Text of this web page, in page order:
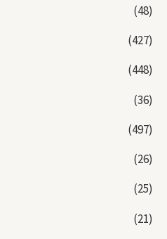
(48)
(427)
(448)
(36)
(497)
(26)
(25)
(21)